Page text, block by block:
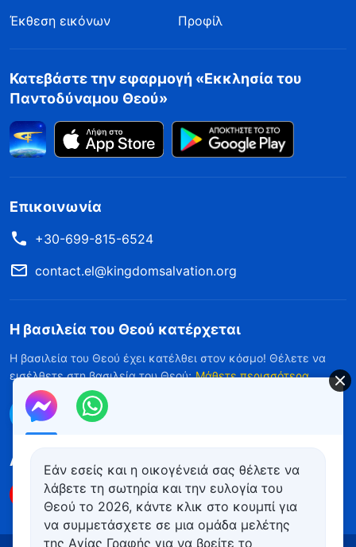
Έκθεση εικόνων
Προφίλ
Κατεβάστε την εφαρμογή «Εκκλησία του
Παντοδύναμου Θεού»
Επικοινωνία
+30-699-815-6524
contact.el@kingdomsalvation.org
Η βασιλεία του Θεού κατέρχεται
Η βασιλεία του Θεού έχει κατέλθει στον κόσμο! Θέλετε να
εισέλθετε στη βασιλεία του Θεού; Μάθετε περισσότερα
Επικοινωνήστε μαζί μας μέσω Messenger
Ακολουθήστε μας
Εάν εσείς και η οικογένειά σας θέλετε να
λάβετε τη σωτηρία και την ευλογία του
Θεού το 2026, κάντε κλικ στο κουμπί για
να συμμετάσχετε σε μια ομάδα μελέτης
της Αγίας Γραφής για να βρείτε το